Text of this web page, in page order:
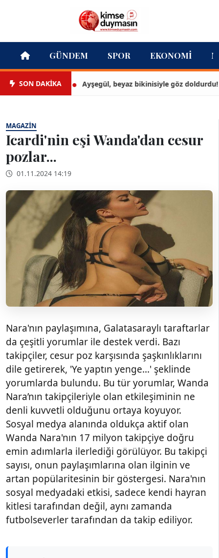
GÜNDEM SPOR EKONOMI
SON DAKİKA Ayşegül, beyaz bikinisiyle göz doldurdu!
MAGAZIN
Icardi'nin eşi Wanda'dan cesur
pozlar...
01.11.2024 14:19
Nara'nın paylaşımına, Galatasaraylı taraftarlar
da çeşitli yorumlar ile destek verdi. Bazı
takipçiler, cesur poz karşısında şaşkınlıklarını
dile getirerek, 'Ye yaptın yenge...' şeklinde
yorumlarda bulundu. Bu tür yorumlar, Wanda
Nara’nın takipçileriyle olan etkileşiminin ne
denli kuvvetli olduğunu ortaya koyuyor.
Sosyal medya alanında oldukça aktif olan
Wanda Nara'nın 17 milyon takipçiye doğru
emin adımlarla ilerlediği görülüyor. Bu takipçi
sayısı, onun paylaşımlarına olan ilginin ve
artan popülaritesinin bir göstergesi. Nara'nın
sosyal medyadaki etkisi, sadece kendi hayran
kitlesi tarafından değil, aynı zamanda
futbolseverler tarafından da takip ediliyor.